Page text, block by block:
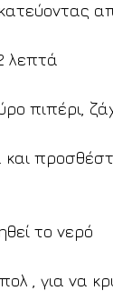
λεπτά
πιπέρι,
το νερό
, για να